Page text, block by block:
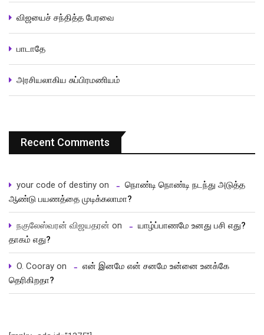
விஜயைச் சந்தித்த பேரவை
பாடாதே
அரசியலாகிய சுப்பிரமணியம்
Recent Comments
your code of destiny on
நொண்டி நொண்டி நடந்து அடுத்த
ஆண்டு பயணத்தை முடிக்கலாமா?
நகுலேஸ்வரன் விஜயதரன் on
யாழ்ப்பாணமே உனது பசி எது?
தாகம் எது?
O. Cooray on
என் இனமே என் சனமே உன்னை உனக்கே
தெரிகிறதா?